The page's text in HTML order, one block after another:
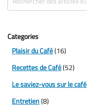
Categories
Plaisir du Café(16)
Recettes de Café(52)
Le saviez-vous sur le café
Entretien(8)